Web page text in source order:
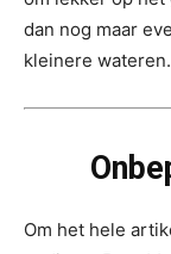
dan nog maar
kleinere
Om het hele